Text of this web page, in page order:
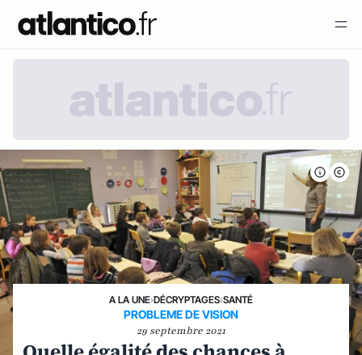
A LA UNE›DÉCRYPTAGES›SANTÉ
PROBLEME DE VISION
29 septembre 2021